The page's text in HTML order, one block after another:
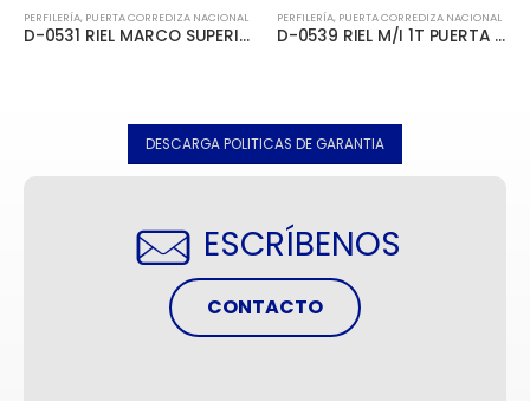
PERFILERÍA, PUERTA CORREDIZA NACIONAL
D-0531 RIEL MARCO SUPERIOR 2T PUERTA CORREDIZA
PERFILERÍA, PUERTA CORREDIZA NACIONAL
D-0539 RIEL M/I 1T PUERTA CORREDIZA
DESCARGA POLITICAS DE GARANTIA
ESCRÍBENOS
CONTACTO